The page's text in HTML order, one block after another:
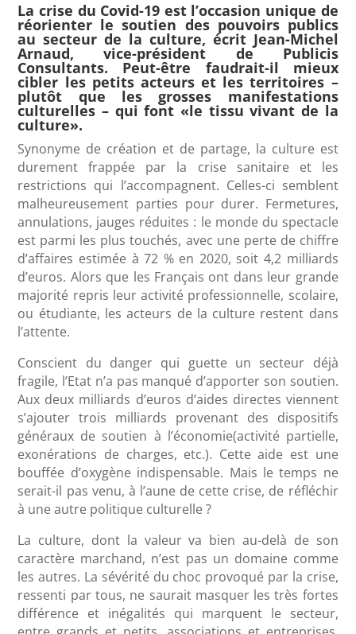
La crise du Covid-19 est l’occasion unique de
réorienter le soutien des pouvoirs publics
au secteur de la culture, écrit Jean-Michel
Arnaud, vice-président de Publicis
Consultants. Peut-être faudrait-il mieux
cibler les petits acteurs et les territoires –
plutôt que les grosses manifestations
culturelles – qui font «le tissu vivant de la
culture».
Synonyme de création et de partage, la culture est
durement frappée par la crise sanitaire et les
restrictions qui l’accompagnent. Celles-ci semblent
malheureusement parties pour durer. Fermetures,
annulations, jauges réduites : le monde du spectacle
est parmi les plus touchés, avec une perte de chiffre
d’affaires estimée à 72 % en 2020, soit 4,2 milliards
d’euros. Alors que les Français ont dans leur grande
majorité repris leur activité professionnelle, scolaire,
ou étudiante, les acteurs de la culture restent dans
l’attente.
Conscient du danger qui guette un secteur déjà
fragile, l’Etat n’a pas manqué d’apporter son soutien.
Aux deux milliards d’euros d’aides directes viennent
s’ajouter trois milliards provenant des dispositifs
généraux de soutien à l’économie(activité partielle,
exonérations de charges, etc.). Cette aide est une
bouffée d’oxygène indispensable. Mais le temps ne
serait-il pas venu, à l’aune de cette crise, de réfléchir
à une autre politique culturelle ?
La culture, dont la valeur va bien au-delà de son
caractère marchand, n’est pas un domaine comme
les autres. La sévérité du choc provoqué par la crise,
ressenti par tous, ne saurait masquer les très fortes
différence et inégalités qui marquent le secteur,